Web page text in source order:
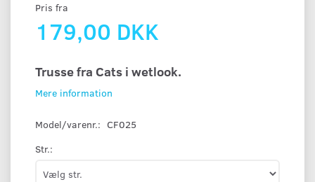
Pris fra
179,00 DKK
Trusse fra Cats i wetlook.
Mere information
Model/varenr.: CF025
Str.: